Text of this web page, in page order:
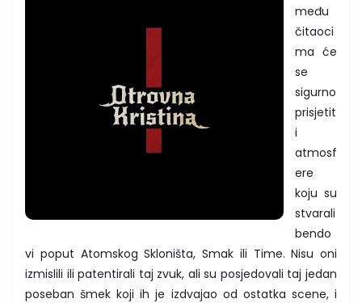
među
čitaoci
ma će
se
sigurno
prisjetit
i
atmosf
ere
koju su
stvarali
bendo
vi poput Atomskog Skloništa, Smak ili Time. Nisu oni
izmislili ili patentirali taj zvuk, ali su posjedovali taj jedan
poseban šmek koji ih je izdvajao od ostatka scene, i